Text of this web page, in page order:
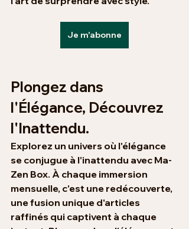
Je m'abonne
Plongez dans
l'Élégance, Découvrez
l'Inattendu.
Explorez un univers où l'élégance
se conjugue à l'inattendu avec Ma-
Zen Box. À chaque immersion
mensuelle, c'est une redécouverte,
une fusion unique d'articles
raffinés qui captivent à chaque